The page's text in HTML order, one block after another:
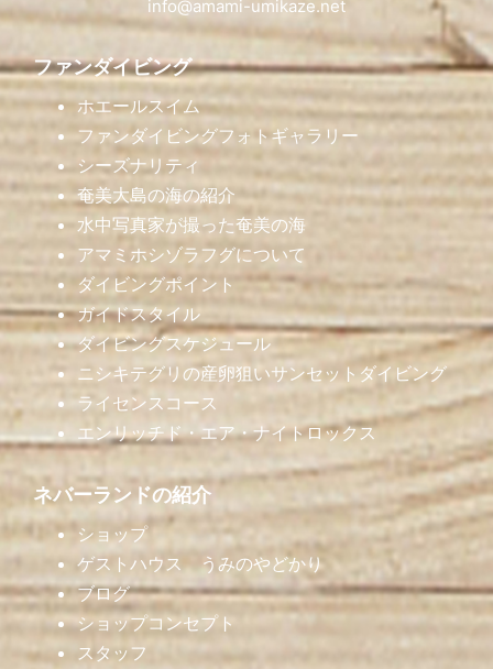
info@amami-umikaze.net
ファンダイビング
ホエールスイム
ファンダイビングフォトギャラリー
シーズナリティ
奄美大島の海の紹介
水中写真家が撮った奄美の海
アマミホシゾラフグについて
ダイビングポイント
ガイドスタイル
ダイビングスケジュール
ニシキテグリの産卵狙いサンセットダイビング
ライセンスコース
エンリッチド・エア・ナイトロックス
ネバーランドの紹介
ショップ
ゲストハウス うみのやどかり
ブログ
ショップコンセプト
スタッフ